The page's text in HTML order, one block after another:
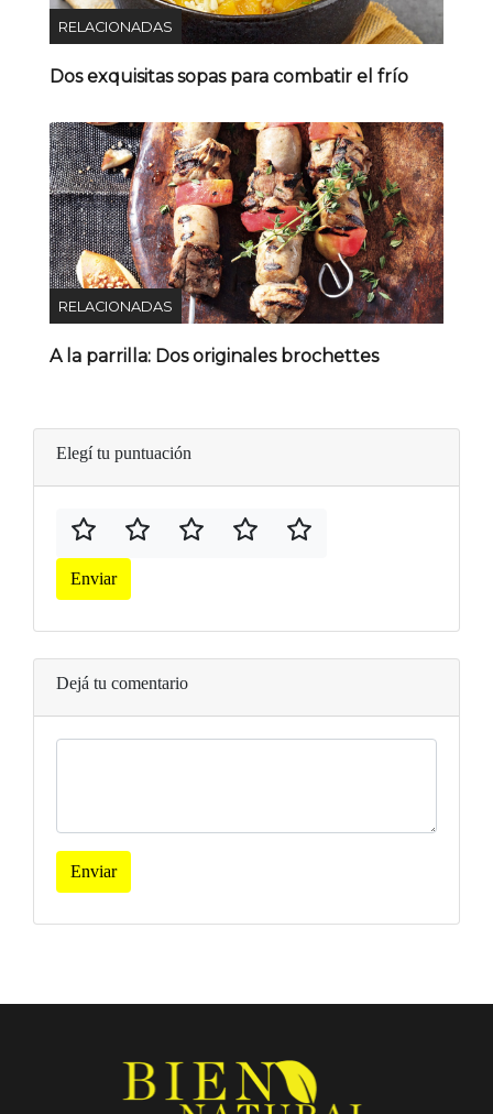
RELACIONADAS
Dos exquisitas sopas para combatir el frío
RELACIONADAS
A la parrilla: Dos originales brochettes
Elegí tu puntuación
Enviar
Dejá tu comentario
Enviar